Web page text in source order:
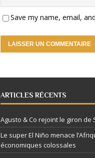
Save my name, email,
ARTICLES RÉCENTS
Agusto & Co rejoint le giron de
Le super El Niño menace
économiques colossales